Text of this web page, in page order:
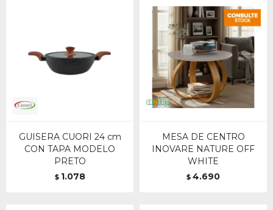
GUISERA CUORI 24 cm
CON TAPA MODELO
PRETO
$ 1.078
MESA DE CENTRO
INOVARE NATURE OFF
WHITE
$ 4.690